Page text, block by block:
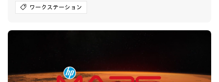
ワークステーション